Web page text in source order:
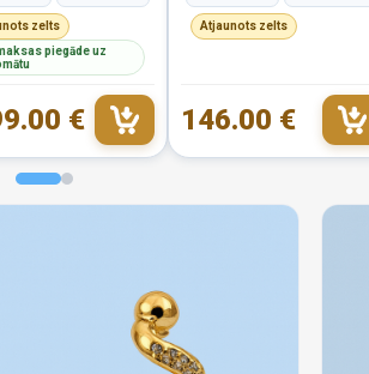
zelts
piegāde uz
€
Atjaunots zelts
146.00 €